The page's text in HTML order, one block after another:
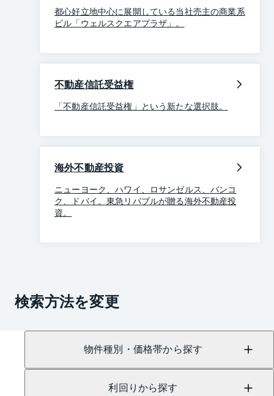
都心好立地中心に展開している当社売主の商業系
ビル「ウェルスクエアプラザ」。
不動産信託受益権
「不動産信託受益権」という新たな選択肢。
海外不動産投資
ニューヨーク、ハワイ、ロサンゼルス、バンコ
ク、ドバイ。東急リバブルが贈る海外不動産投
資。
検索方法を変更
物件種別・価格帯から探す
利回りから探す